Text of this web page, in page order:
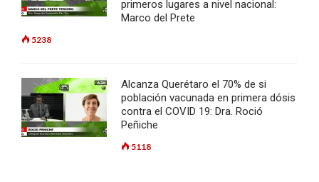
primeros lugares a nivel nacional:
Marco del Prete
5238
Alcanza Querétaro el 70% de si
población vacunada en primera dósis
contra el COVID 19: Dra. Roció
Peñiche
5118